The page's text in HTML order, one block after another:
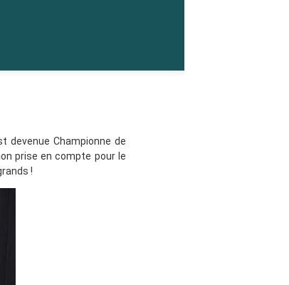
devenue Championne de
prise en compte pour le
!